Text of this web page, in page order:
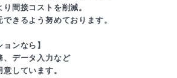
間接コストを削減。
きるよう努めております。
ンなら】
、データ入力など
しています。